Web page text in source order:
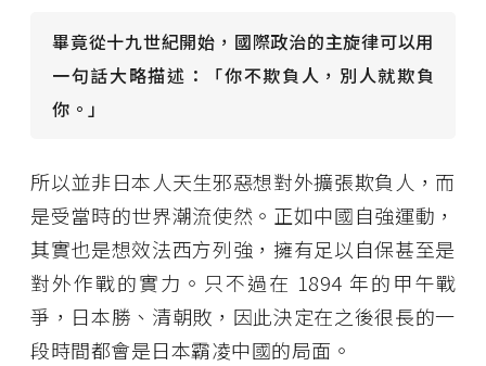
畢竟從十九世紀開始，國際政治的主旋律可以用
一句話大略描述：「你不欺負人，別人就欺負
你。」
所以並非日本人天生邪惡想對外擴張欺負人，而
是受當時的世界潮流使然。正如中國自強運動，
其實也是想效法西方列強，擁有足以自保甚至是
對外作戰的實力。只不過在 1894 年的甲午戰
爭，日本勝、清朝敗，因此決定在之後很長的一
段時間都會是日本霸凌中國的局面。